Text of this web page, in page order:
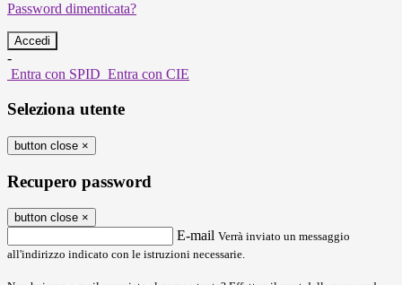
Password dimenticata?
-
Entra con SPID Entra con CIE
Seleziona utente
button close ×
Recupero password
button close ×
E-mail Verrà inviato un messaggio
all'indirizzo indicato con le istruzioni necessarie.